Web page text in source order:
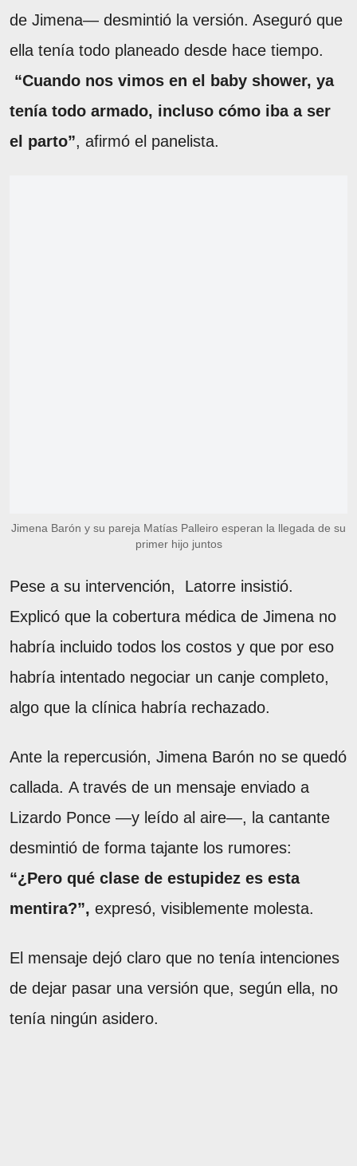
de Jimena— desmintió la versión. Aseguró que
ella tenía todo planeado desde hace tiempo.
“Cuando nos vimos en el baby shower, ya
tenía todo armado, incluso cómo iba a ser
el parto”, afirmó el panelista.
Jimena Barón y su pareja Matías Palleiro esperan la llegada de su
primer hijo juntos
Pese a su intervención, Latorre insistió.
Explicó que la cobertura médica de Jimena no
habría incluido todos los costos y que por eso
habría intentado negociar un canje completo,
algo que la clínica habría rechazado.
Ante la repercusión, Jimena Barón no se quedó
callada. A través de un mensaje enviado a
Lizardo Ponce —y leído al aire—, la cantante
desmintió de forma tajante los rumores:
“¿Pero qué clase de estupidez es esta
mentira?”, expresó, visiblemente molesta.
El mensaje dejó claro que no tenía intenciones
de dejar pasar una versión que, según ella, no
tenía ningún asidero.